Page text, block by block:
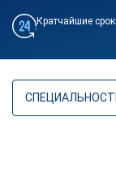
Кратчайшие